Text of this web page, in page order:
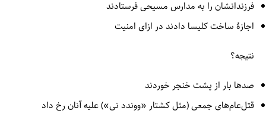
فرزندانشان را به مدارس مسیحی فرستادند
اجازهٔ ساخت کلیسا دادند در ازای امنیت
نتیجه؟
صدها بار از پشت خنجر خوردند
قتل‌عام‌های جمعی (مثل کشتار «ووندد نی») علیه آنان رخ داد